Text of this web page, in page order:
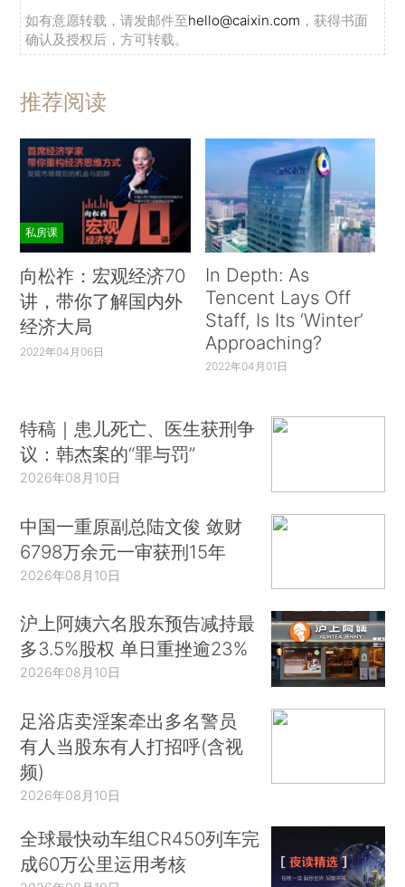
如有意愿转载，请发邮件至hello@caixin.com ，获得书面
确认及授权后，方可转载。
推荐阅读
私房课
向松祚：宏观经济70
讲，带你了解国内外
经济大局
2022年04月06日
In Depth: As
Tencent Lays Off
Staff, Is Its ‘Winter’
Approaching?
2022年04月01日
特稿｜患儿死亡、医生获刑争
议：韩杰案的“罪与罚”
2026年08月10日
中国一重原副总陆文俊 敛财
6798万余元一审获刑15年
2026年08月10日
沪上阿姨六名股东预告减持最
多3.5%股权 单日重挫逾23%
2026年08月10日
足浴店卖淫案牵出多名警员
有人当股东有人打招呼(含视
频)
2026年08月10日
全球最快动车组CR450列车完
成60万公里运用考核